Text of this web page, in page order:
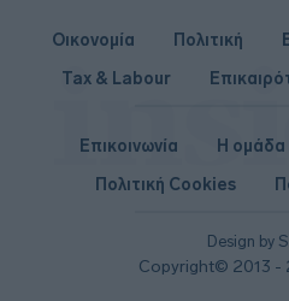
Οικονομία Πολιτική
Tax & Labour
Design by
Copyright© 2013 -
Επικοινωνία Η ομάδα
Πολιτική Cookies